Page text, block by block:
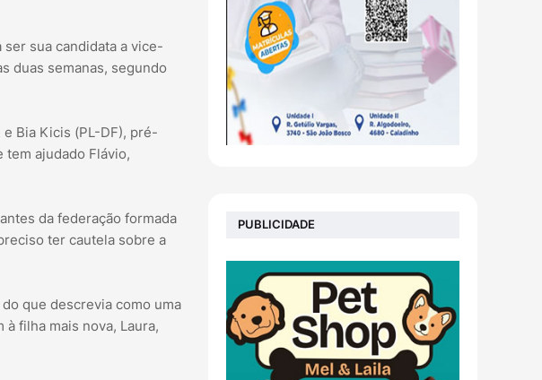
sua candidata a vice-
duas semanas, segundo
Bia Kicis (PL-DF), pré-
tem ajudado Flávio,
da federação formada
ter cautela sobre a
que descrevia como uma
filha mais nova, Laura,
PUBLICIDADE